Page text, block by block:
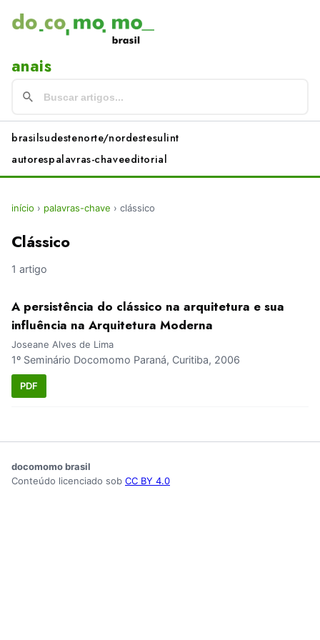
anais
brasilsudestenorte/nordestesulint
autorespalavras-chaveeditorial
início › palavras-chave › clássico
Clássico
1 artigo
A persistência do clássico na arquitetura e sua
influência na Arquitetura Moderna
Joseane Alves de Lima
1º Seminário Docomomo Paraná, Curitiba, 2006
PDF
docomomo brasil
Conteúdo licenciado sob CC BY 4.0